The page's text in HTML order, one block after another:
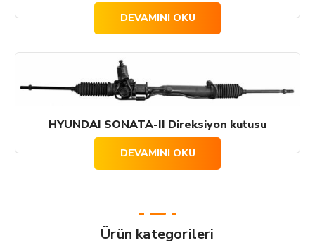
DEVAMINI OKU
HYUNDAI SONATA-II Direksiyon kutusu
DEVAMINI OKU
Ürün kategorileri